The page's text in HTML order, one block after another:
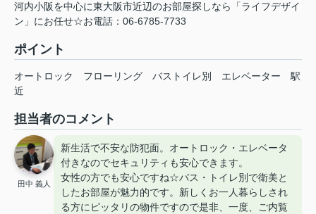
河内小阪を中心に東大阪市近辺のお部屋探しなら「ライフデザイ
ン」にお任せ☆お電話：06-6785-7733
ポイント
オートロック フローリング バストイレ別 エレベーター
駅
近
担当者のコメント
田中 義人
新生活で不安な防犯面。オートロック・エレベータ
付きなのでセキュリティも安心できます。
女性の方でも安心ですね☆バス・トイレ別で衛美と
したお部屋が魅力的です。新しくお一人暮らしされ
る方にピッタリの物件ですので是非、一度、ご内覧